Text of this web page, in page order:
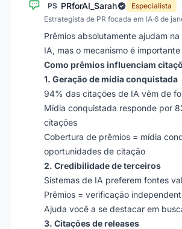
PS PRforAI_Sarah
Especialista
Estrategista de PR focada em IA·6 de
Prêmios absolutamente ajudam
IA, mas o mecanismo é
Como prêmios influenciam
1. Geração de mídia conquistada
94% das citações de IA vêm de
Mídia conquistada responde por
citações
Cobertura de prêmios = mídia
oportunidades de citação
2. Credibilidade de terceiros
Sistemas de IA preferem fontes
Prêmios = verificação
Ajuda você a se destacar em
3. Citações de releases